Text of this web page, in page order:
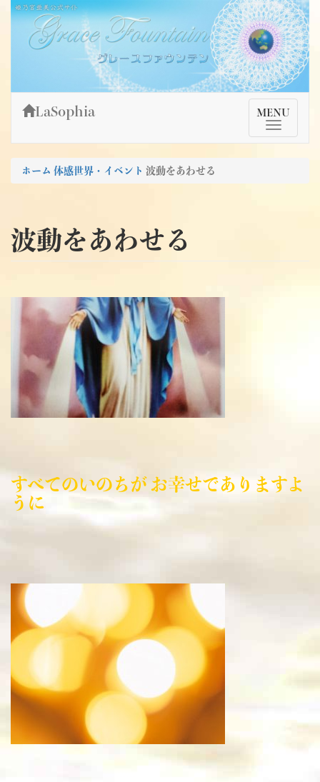
Skip
content
姫乃宮亜美公式サイト～Grace Fountain～
グレースファウンテン
TMenu
MENU
LaSophia
ホーム 体感世界・イベント 波動をあわせる
波動をあわせる
すべてのいのちが お幸せでありますよ
うに